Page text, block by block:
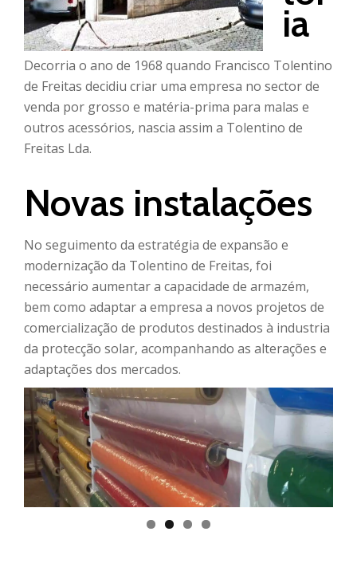
ia
Decorria o ano de 1968 quando Francisco Tolentino
de Freitas decidiu criar uma empresa no sector de
venda por grosso e matéria-prima para malas e
outros acessórios, nascia assim a Tolentino de
Freitas Lda.
Novas instalações
No seguimento da estratégia de expansão e
modernização da Tolentino de Freitas, foi
necessário aumentar a capacidade de armazém,
bem como adaptar a empresa a novos projetos de
comercialização de produtos destinados à industria
da protecção solar, acompanhando as alterações e
adaptações dos mercados.